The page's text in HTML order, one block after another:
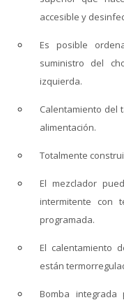
accesible y
Es posible
suministro del
izquierda.
Calentamiento del
alimentación.
Totalmente
El mezclador
intermitente con
programada.
El calentamiento
están
Bomba